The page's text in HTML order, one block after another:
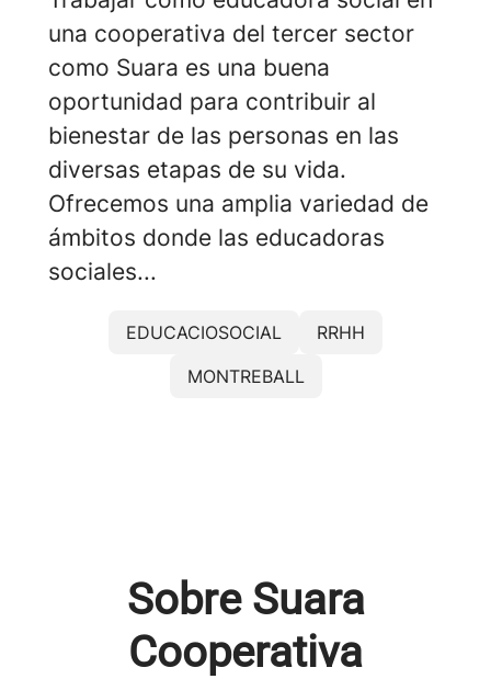
una cooperativa del tercer sector
como Suara es una buena
oportunidad para contribuir al
bienestar de las personas en las
diversas etapas de su vida.
Ofrecemos una amplia variedad de
ámbitos donde las educadoras
sociales...
EDUCACIOSOCIAL
RRHH
MONTREBALL
Sobre Suara
Cooperativa